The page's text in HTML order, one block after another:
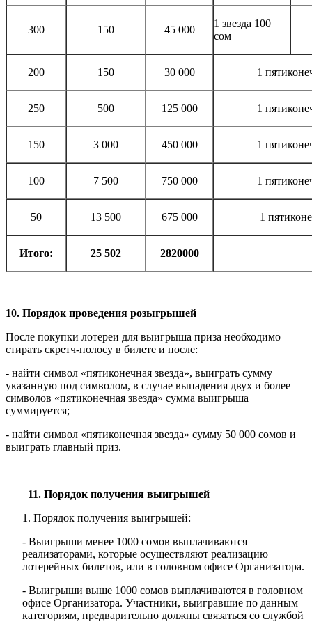
300 150 45 000
1 звезда 100
сом
200 150 30 000 1
250 500 125 000 1
150 3 000 450 000 1
100 7 500 750 000 1
50 13 500 675 000 1
Итого: 25 502 2820000
10. Порядок проведения розыгрышей
После покупки лотереи для выигрыша приза необходимо
стирать скретч-полосу в билете и после:
- найти символ «пятиконечная звезда», выиграть сумму
указанную под символом, в случае выпадения двух и более
символов «пятиконечная звезда» сумма выигрыша
суммируется;
- найти символ «пятиконечная звезда» сумму 50 000 сомов и
выиграть главный приз.
11. Порядок получения выигрышей
Порядок получения выигрышей:
- Выигрыши менее 1000 сомов выплачиваются
реализаторами, которые осуществляют реализацию
лотерейных билетов, или в головном офисе Организатора.
- Выигрыши выше 1000 сомов выплачиваются в головном
офисе Организатора. Участники, выигравшие по данным
категориям, предварительно должны связаться со службой